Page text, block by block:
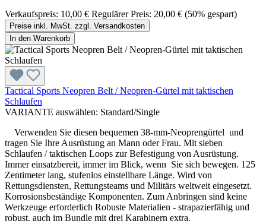
Verkaufspreis: 10,00 € Regulärer Preis: 20,00 € (50% gespart)
Preise inkl. MwSt. zzgl. Versandkosten
In den Warenkorb
Tactical Sports Neopren Belt / Neopren-Gürtel mit taktischen
Schlaufen
VARIANTE auswählen: Standard/Single
Verwenden Sie diesen bequemen 38-mm-Neoprengürtel und
tragen Sie Ihre Ausrüstung an Mann oder Frau. Mit sieben
Schlaufen / taktischen Loops zur Befestigung von Ausrüstung.
Immer einsatzbereit, immer im Blick, wenn Sie sich bewegen. 125
Zentimeter lang, stufenlos einstellbare Länge. Wird von
Rettungsdiensten, Rettungsteams und Militärs weltweit eingesetzt.
Korrosionsbeständige Komponenten. Zum Anbringen sind keine
Werkzeuge erforderlich Robuste Materialien - strapazierfähig und
robust. auch im Bundle mit drei Karabinern extra.